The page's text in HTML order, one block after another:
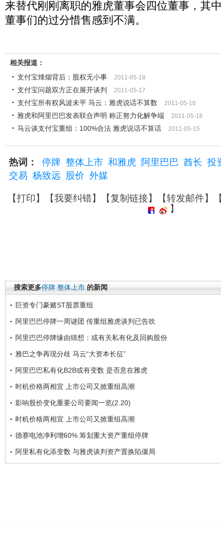
来替代刚刚离职的雅虎董事会四位董事，其
董事们的过分惜售感到不满。
相关报道：
支付宝烽烟背后：股权无小事
2011-05-18
支付宝问题双方正在展开谈判 2011-05-17
支付宝所有权风波未平 马云：雅虎说话不算数 2011-05-16
雅虎和阿里巴巴发表联合声明 称正努力化解争端 2011-05-16
马云谈支付宝重组：100%合法 雅虎说话不算话 2011-05-15
热词： 停牌 整体上市 和雅虎 阿里巴巴 酋长 投
交易 杨致远 股价 外媒
【打印】【我要纠错】【复制链接】【转发邮件】
】
搜索更多停牌 整体上市 的新闻
巨资专门豪赌ST股票重组
阿里巴巴停牌一周谜团 传重组雅虎谈判已告吹
阿里巴巴停牌缘由猜想：或有关私有化及回购股份
雅巴之争再现分歧 马云“大资本长征”
阿里巴巴私有化B2B或有变数 是否意在雅虎
时机价格两相宜 上市公司又掀重组高潮
影响股价变化重要公司要闻一览(2.20)
时机价格两相宜 上市公司又掀重组高潮
德赛电池净利增60% 筹划重大资产重组停牌
阿里私有化添变数 与雅虎谈判资产置换陷僵局